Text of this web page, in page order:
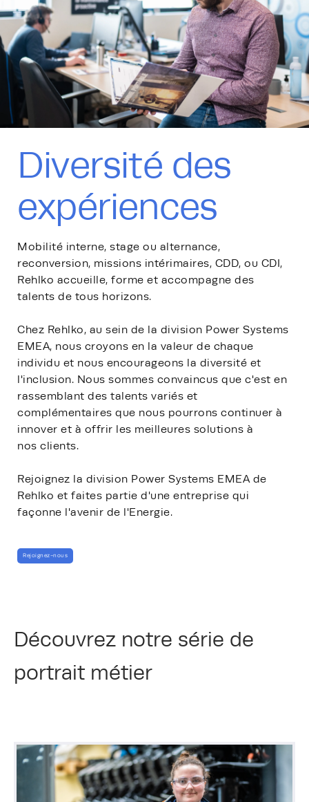
Diversité des
expériences
Mobilité interne, stage ou alternance,
reconversion, missions intérimaires, CDD, ou CDI,
Rehlko accueille, forme et accompagne des
talents de tous horizons.
Chez Rehlko, au sein de la division Power Systems
EMEA, nous croyons en la valeur de chaque
individu et nous encourageons la diversité et
l'inclusion. Nous sommes convaincus que c'est en
rassemblant des talents variés et
complémentaires que nous pourrons continuer à
innover et à offrir les meilleures solutions à
nos clients.
Rejoignez la division Power Systems EMEA de
Rehlko et faites partie d'une entreprise qui
façonne l'avenir de l'Energie.
Rejoignez-nous
Découvrez notre série de
portrait métier